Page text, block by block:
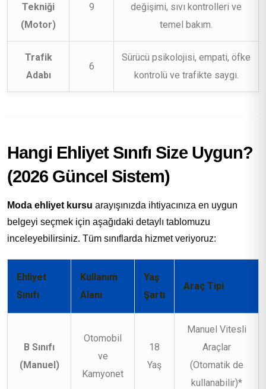
Tekniği
(Motor)
9
değişimi, sıvı kontrolleri ve
temel bakım.
Trafik
Adabı
6
Sürücü psikolojisi, empati, öfke
kontrolü ve trafikte saygı.
Hangi Ehliyet Sınıfı Size Uygun?
(2026 Güncel Sistem)
Moda ehliyet kursu arayışınızda ihtiyacınıza en uygun
belgeyi seçmek için aşağıdaki detaylı tablomuzu
inceleyebilirsiniz. Tüm sınıflarda hizmet veriyoruz:
Ehliyet
Sınıfı
Kullanım
Alanı
Yaş
Şartı
Araç Tipi
B Sınıfı
(Manuel)
Otomobil
ve
Kamyonet
18
Yaş
Manuel Vitesli
Araçlar
(Otomatik de
kullanabilir)*